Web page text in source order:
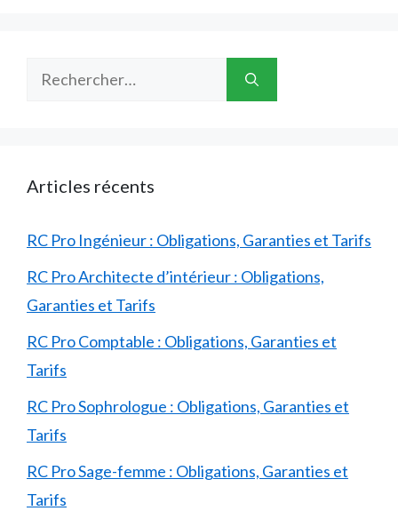
Rechercher :
Articles récents
RC Pro Ingénieur : Obligations, Garanties et Tarifs
RC Pro Architecte d’intérieur : Obligations,
Garanties et Tarifs
RC Pro Comptable : Obligations, Garanties et
Tarifs
RC Pro Sophrologue : Obligations, Garanties et
Tarifs
RC Pro Sage-femme : Obligations, Garanties et
Tarifs